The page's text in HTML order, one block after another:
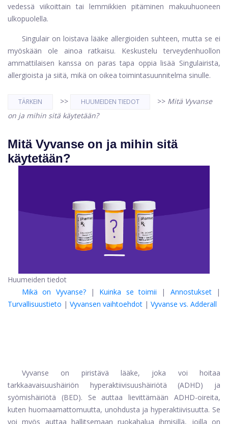
vedessä viikoittain tai lemmikkien pitäminen makuuhuoneen
ulkopuolella.
Singulair on loistava lääke allergioiden suhteen, mutta se ei
myöskään ole ainoa ratkaisu. Keskustelu terveydenhuollon
ammattilaisen kanssa on paras tapa oppia lisää Singulairista,
allergioista ja siitä, mikä on oikea toimintasuunnitelma sinulle.
TÄRKEIN >> HUUMEIDEN TIEDOT >> Mitä Vyvanse
on ja mihin sitä käytetään?
Mitä Vyvanse on ja mihin sitä
käytetään?
Huumeiden tiedot
Mikä on Vyvanse?| Kuinka se toimii | Annostukset|
Turvallisuustieto | Vyvansen vaihtoehdot | Vyvanse vs. Adderall
Vyvanse on piristävä lääke, joka voi hoitaa
tarkkaavaisuushäiriön hyperaktiivisuushäiriötä (ADHD) ja
syömishäiriötä (BED). Se auttaa lievittämään ADHD-oireita,
kuten huomaamattomuutta, unohdusta ja hyperaktiivisuutta. Se
voi myös auttaa hallitsemaan ruokahalua ihmisillä, joilla on